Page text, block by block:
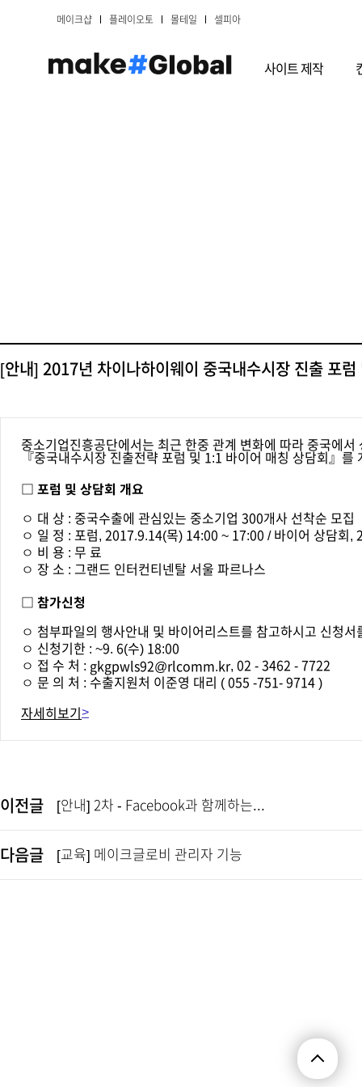
메이크샵 플레이오토 몰테일 셀피아
사이트 제작
[안내] 2017년 차이나하이웨이 중국내수시장 진출 포
중소기업진흥공단에서는 최근 한중 관계 변화에 따라 중국에
『중국내수시장 진출전략 포럼 및 1:1 바이어 매칭 상담회』
□ 포럼 및 상담회 개요
ㅇ 대 상 : 중국수출에 관심있는 중소기업 300개사 선착순 모집
ㅇ 일 정 : 포럼, 2017.9.14(목) 14:00 ~ 17:00 / 바이어 상담회
ㅇ 비 용 : 무 료
ㅇ 장 소 : 그랜드 인터컨티넨탈 서울 파르나스
□ 참가신청
ㅇ 첨부파일의 행사안내 및 바이어리스트를 참고하시고 신청
ㅇ 신청기한 : ~9. 6(수) 18:00
ㅇ 접 수 처 : gkgpwls92@rlcomm.kr, 02 - 3462 - 7722
ㅇ 문 의 처 : 수출지원처 이준영 대리 ( 055 -751- 9714 )
자세히보기 >
이전글 [안내] 2차 - Facebook과 함께하는...
다음글 [교육] 메이크글로비 관리자 기능